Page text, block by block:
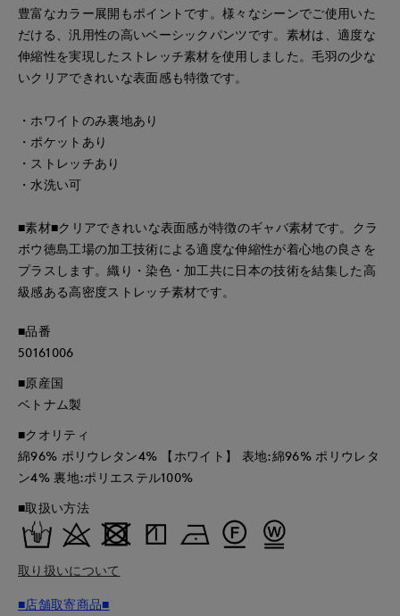
豊富なカラー展開もポイントです。様々なシーンでご使用いた
だける、汎用性の高いベーシックパンツです。素材は、適度な
伸縮性を実現したストレッチ素材を使用しました。毛羽の少な
いクリアできれいな表面感も特徴です。
・ホワイトのみ裏地あり
・ポケットあり
・ストレッチあり
・水洗い可
■素材■クリアできれいな表面感が特徴のギャバ素材です。クラ
ボウ徳島工場の加工技術による適度な伸縮性が着心地の良さを
プラスします。織り・染色・加工共に日本の技術を結集した高
級感ある高密度ストレッチ素材です。
■品番
50161006
■原産国
ベトナム製
■クオリティ
綿96% ポリウレタン4% 【ホワイト】 表地:綿96% ポリウレタ
ン4% 裏地:ポリエステル100%
■取扱い方法
取り扱いについて
■店舗取寄商品■